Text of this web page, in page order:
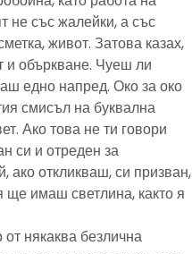
не със жалейки, а със
живот. Затова казах,
и объркване. Чуеш ли
едно напред. Око за око
смисъл на буквална
Ако това не ти говори
си и отреден за
ако откликваш, си призван,
ще имаш светлина, както я
някаква безлична